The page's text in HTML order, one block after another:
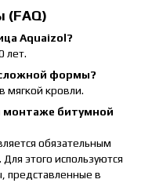
(FAQ)
Aquaizol?
лет.
формы?
мягкой кровли.
монтаже битумной
обязательным
этого используются
представленные в